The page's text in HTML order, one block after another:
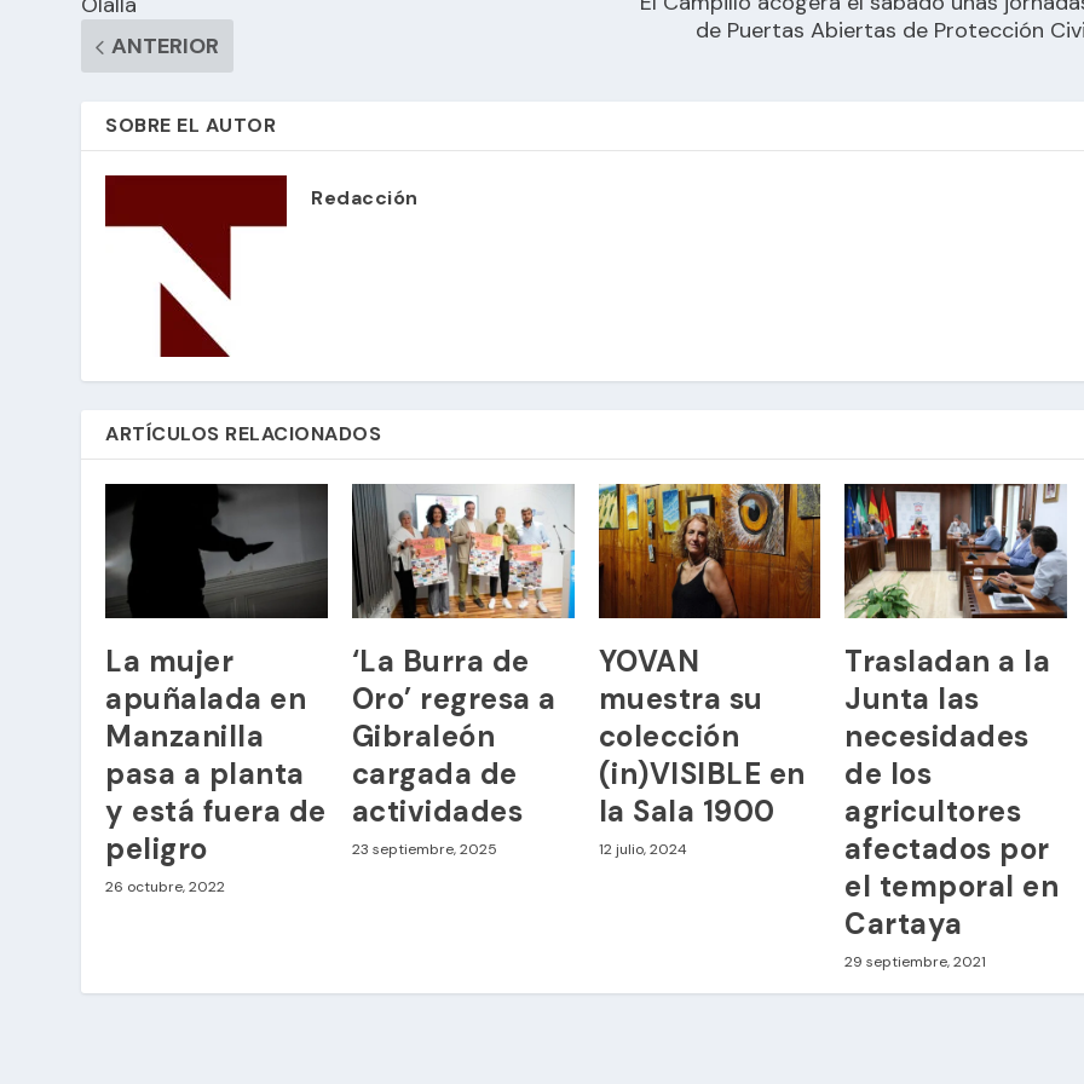
ANTERIOR
de Puertas Abiertas de Protección
SOBRE EL AUTOR
Redacción
ARTÍCULOS RELACIONADOS
La mujer
apuñalada en
Manzanilla
pasa a planta
y está fuera de
peligro
26 octubre, 2022
‘La Burra de
Oro’ regresa a
Gibraleón
cargada de
actividades
23 septiembre, 2025
YOVAN
muestra su
colección
(in)VISIBLE en
la Sala 1900
12 julio, 2024
Trasladan a la
Junta las
necesidades
de los
agricultores
afectados por
el temporal en
Cartaya
29 septiembre, 2021